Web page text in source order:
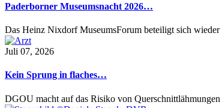
Paderborner Museumsnacht 2026…
Das Heinz Nixdorf MuseumsForum beteiligt sich
Juli 07, 2026
Kein Sprung in flaches…
DGOU macht auf das Risiko von